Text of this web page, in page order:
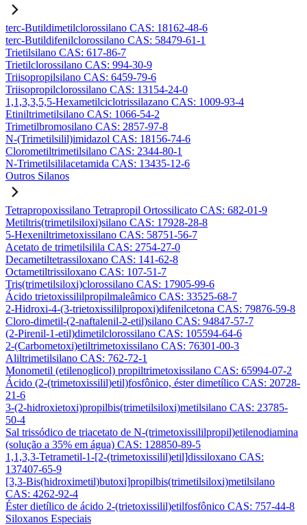
terc-Butildimetilclorossilano CAS: 18162-48-6
terc-Butildifenilclorossilano CAS: 58479-61-1
Trietilsilano CAS: 617-86-7
Trietilclorossilano CAS: 994-30-9
Triisopropilsilano CAS: 6459-79-6
Triisopropilclorossilano CAS: 13154-24-0
1,1,3,3,5,5-Hexametilciclotrissilazano CAS: 1009-93-4
Etiniltrimetilsilano CAS: 1066-54-2
Trimetilbromosilano CAS: 2857-97-8
N-(Trimetilsilil)imidazol CAS: 18156-74-6
Clorometiltrimetilsilano CAS: 2344-80-1
N-Trimetilsililacetamida CAS: 13435-12-6
Outros Silanos
Tetrapropoxissilano Tetrapropil Ortossilicato CAS: 682-01-9
Metiltris(trimetilsiloxi)silano CAS: 17928-28-8
5-Hexeniltrimetoxissilano CAS: 58751-56-7
Acetato de trimetilsilila CAS: 2754-27-0
Decametiltetrassiloxano CAS: 141-62-8
Octametiltrissiloxano CAS: 107-51-7
Tris(trimetilsiloxi)clorossilano CAS: 17905-99-6
Ácido trietoxissililpropilmaleâmico CAS: 33525-68-7
2-Hidroxi-4-(3-trietoxissililpropoxi)difenilcetona CAS: 79876-59-8
Cloro-dimetil-(2-naftalenil-2-etil)silano CAS: 94847-57-7
(2-Pirenil-1-etil)dimetilclorossilano CAS: 105594-64-6
2-(Carbometoxi)etiltrimetoxissilano CAS: 76301-00-3
Aliltrimetilsilano CAS: 762-72-1
Monometil (etilenoglicol) propiltrimetoxissilano CAS: 65994-07-2
Ácido (2-(trimetoxissilil)etil)fosfônico, éster dimetílico CAS: 20728-
21-6
3-(2-hidroxietoxi)propilbis(trimetilsiloxi)metilsilano CAS: 23785-
50-4
Sal trissódico de triacetato de N-(trimetoxissililpropil)etilenodiamina
(solução a 35% em água) CAS: 128850-89-5
1,1,3,3-Tetrametil-1-[2-(trimetoxissilil)etil]dissiloxano CAS:
137407-65-9
[3,3-Bis(hidroximetil)butoxi]propilbis(trimetilsiloxi)metilsilano
CAS: 4262-92-4
Éster dietílico de ácido 2-(trietoxissilil)etilfosfônico CAS: 757-44-8
Siloxanos Especiais